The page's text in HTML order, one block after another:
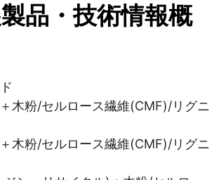
品・技術情報概
＋木粉/セルロース繊維(CMF)/リグニ
＋木粉/セルロース繊維(CMF)/リグニ